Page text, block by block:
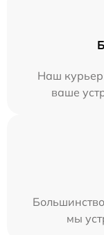
Наш курьер
ваше
мы